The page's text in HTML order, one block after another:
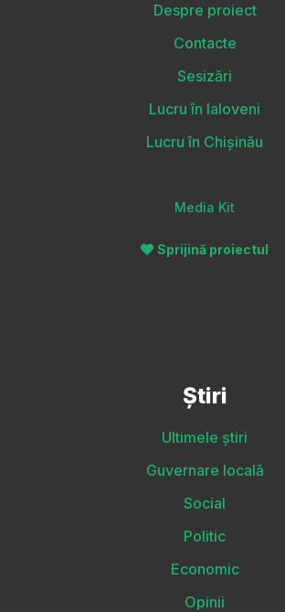
Despre proiect
Contacte
Sesizări
Lucru în Ialoveni
Lucru în Chișinău
Media Kit
Sprijină proiectul
Știri
Ultimele știri
Guvernare locală
Social
Politic
Economic
Opinii